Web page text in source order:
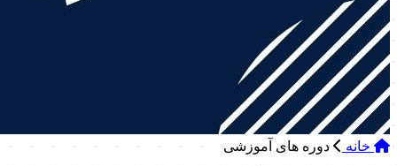
خانه دوره های آموزشی